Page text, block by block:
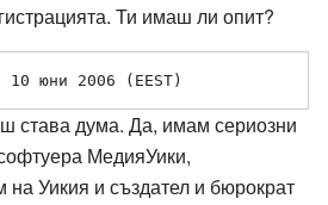
Ти имаш ли опит?
става дума. Да, имам сериозни
МедияУики,
Уикия и създател и бюрократ